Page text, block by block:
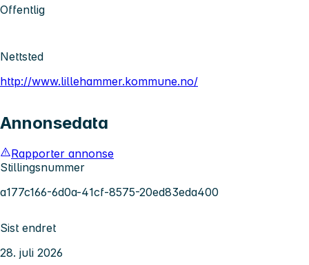
Offentlig
Nettsted
http://www.lillehammer.kommune.no/
Annonsedata
Rapporter annonse
Stillingsnummer
a177c166-6d0a-41cf-8575-20ed83eda400
Sist endret
28. juli 2026